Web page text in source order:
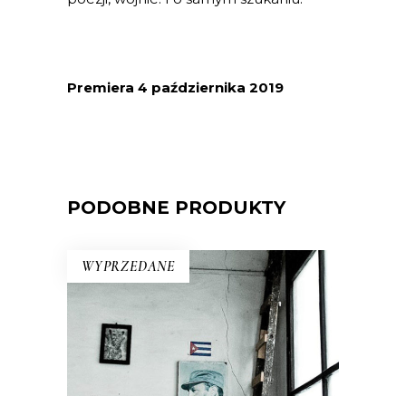
Premiera 4 października 2019
PODOBNE PRODUKTY
WYPRZEDANE
KUBA. SYNDROM WYSPY
Rewolucja i dysydenci, Kubanki